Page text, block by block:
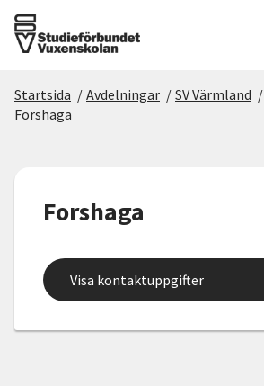
Det här gör vi
Sök kurser och evenemang
Om SV
Startsida / Avdelningar / SV Värmland /
Forshaga
Forshaga
Visa kontaktuppgifter